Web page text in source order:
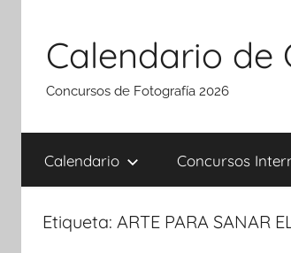
contenido
Calendario de
Concursos de Fotografía 2026
Calendario Concursos
Etiqueta: ARTE PARA SANAR